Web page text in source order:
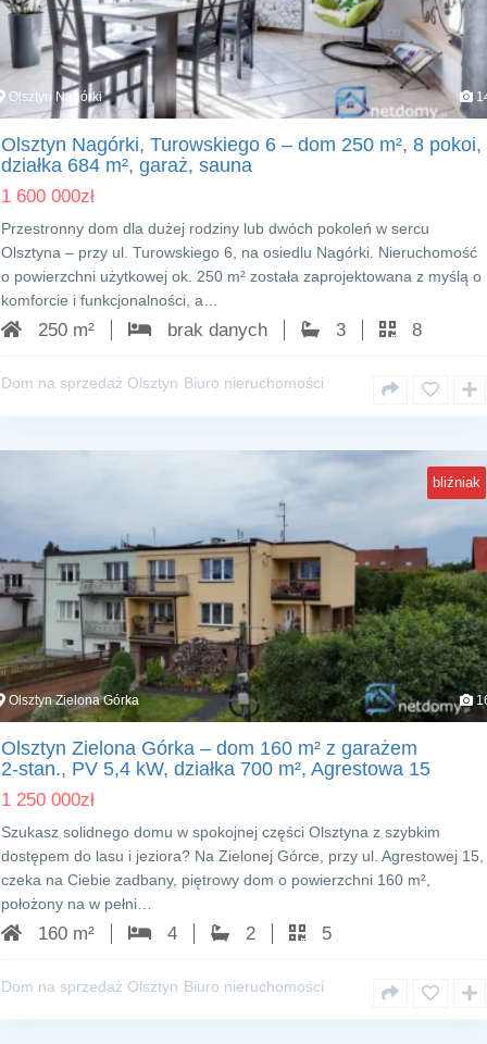
Olsztyn Nagórki
Olsztyn Nagórki, Turowskiego 6 – dom 250 m², 8 pokoi,
działka 684 m², garaż, sauna
1 600 000zł
Przestronny dom dla dużej rodziny lub dwóch pokoleń w sercu
Olsztyna – przy ul. Turowskiego 6, na osiedlu Nagórki. Nieruchomość
o powierzchni użytkowej ok. 250 m² została zaprojektowana z myślą o
komforcie i funkcjonalności, a…
250 m² brak danych 3 8
Dom na sprzedaż Olsztyn Biuro nieruchomości
bliźniak
Olsztyn Zielona Górka
Olsztyn Zielona Górka – dom 160 m² z garażem
2‑stan., PV 5,4 kW, działka 700 m², Agrestowa 15
1 250 000zł
Szukasz solidnego domu w spokojnej części Olsztyna z szybkim
dostępem do lasu i jeziora? Na Zielonej Górce, przy ul. Agrestowej 15,
czeka na Ciebie zadbany, piętrowy dom o powierzchni 160 m²,
położony na w pełni…
160 m² 4 2 5
Dom na sprzedaż Olsztyn Biuro nieruchomości